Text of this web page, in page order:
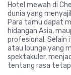
Hotel mewah di
dunia yang
Para tamu dapat
hidangan Asia,
profesional.
atau lounge yang
spektakuler,
tentang rasa